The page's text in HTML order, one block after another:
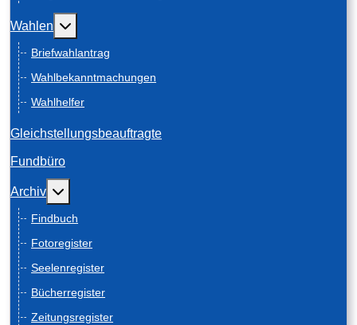
Wahlen Weitere Informationen: Wahlen
Briefwahlantrag
Wahlbekanntmachungen
Wahlhelfer
Gleichstellungsbeauftragte
Fundbüro
Archiv Weitere Informationen: Archiv
Findbuch
Fotoregister
Seelenregister
Bücherregister
Zeitungsregister